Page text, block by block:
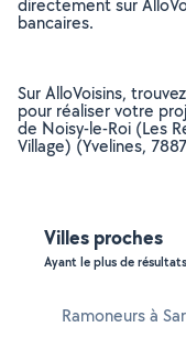
directement sur
bancaires.
Sur AlloVoisins,
pour réaliser votre
de Noisy-le-Roi (Les
Village) (Yvelines,
Villes proches
Ayant le plus de
Ramoneurs à